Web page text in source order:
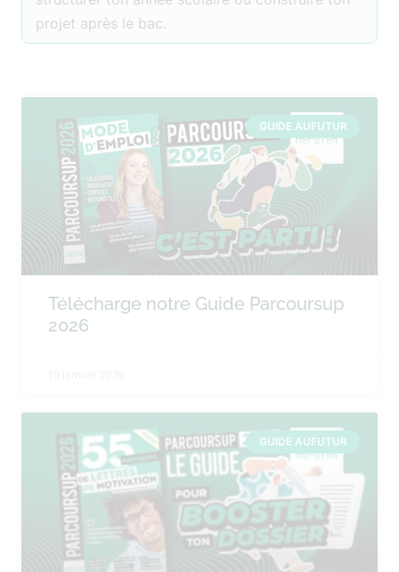
projet après le bac.
GUIDE AUFUTUR
Télécharge notre Guide Parcoursup
2026
GUIDE AUFUTUR